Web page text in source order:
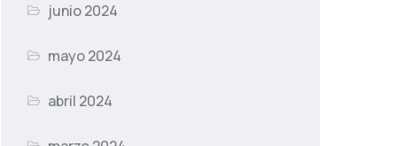
junio 2024
mayo 2024
abril 2024